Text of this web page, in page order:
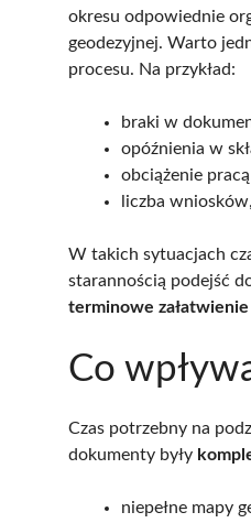
okresu odpowiednie
geodezyjnej. Warto
procesu. Na przykład:
braki w
opóźnienia w
obciążenie
liczba
W takich sytuacjach
starannością podejść
terminowe
Co
Czas potrzebny na
dokumenty były
niepełne mapy